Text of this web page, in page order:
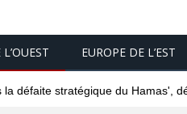
EUROPE DE L’EST
la défaite stratégique du Hamas',